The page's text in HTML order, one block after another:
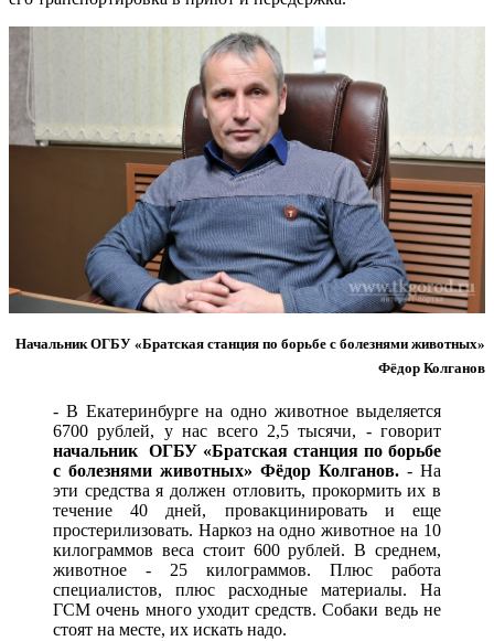
Начальник ОГБУ «Братская станция по борьбе с болезнями животных»
Фёдор Колганов
- В Екатеринбурге на одно животное выделяется
6700 рублей, у нас всего 2,5 тысячи, - говорит
начальник ОГБУ «Братская станция по борьбе
с болезнями животных» Фёдор Колганов. - На
эти средства я должен отловить, прокормить их в
течение 40 дней, провакцинировать и еще
простерилизовать. Наркоз на одно животное на 10
килограммов веса стоит 600 рублей. В среднем,
животное - 25 килограммов. Плюс работа
специалистов, плюс расходные материалы. На
ГСМ очень много уходит средств. Собаки ведь не
стоят на месте, их искать надо.